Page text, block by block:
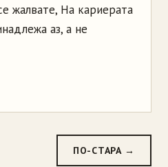
ПО-СТАРА →